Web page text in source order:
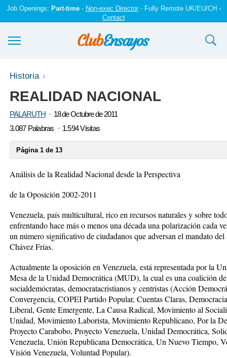
Job Openings: Part-time- Non-exec Director- Fully Remote UK/EU/CH -
Contact
Ensayos y trabajos
Registrarse
Iniciar sesión
Historia
REALIDAD NACIONAL
PALARUTH
18 de Octubre de 2011
3.087 Palabras
1.594 Visitas
Página 1 de 13
Análisis de la Realidad Nacional desde la Perspectiva
de la Oposición 2002-2011
Venezuela, país multicultural, rico en recursos naturales y sobre
enfrentando hace más o menos una década una polarización cada
un número significativo de ciudadanos que adversan el mandato
Chávez Frías.
Actualmente la oposición en Venezuela, está representada por la
Mesa de la Unidad Democrática (MUD), la cual es una coalición
socialdemócratas, democratacristianos y centristas (Acción
Convergencia, COPEI Partido Popular, Cuentas Claras,
Liberal, Gente Emergente, La Causa Radical, Movimiento al
Unidad, Movimiento Laborista, Movimiento Republicano, Por la
Proyecto Carabobo, Proyecto Venezuela, Unidad Democrática,
Venezuela, Unión Republicana Democrática, Un Nuevo Tiempo,
Visión Venezuela, Voluntad Popular).